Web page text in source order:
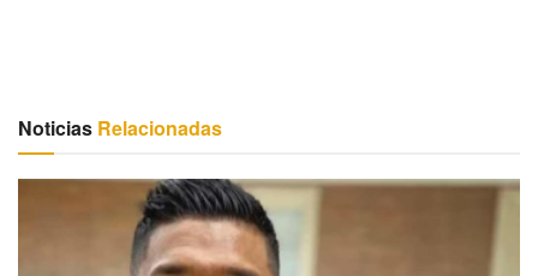
Noticias Relacionadas